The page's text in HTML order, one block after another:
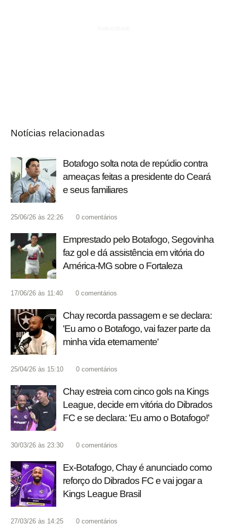
Notícias relacionadas
Botafogo solta nota de repúdio contra
ameaças feitas a presidente do Ceará
e seus familiares
25/06/26 às 22:26 0 comentários
Emprestado pelo Botafogo, Segovinha
faz gol e dá assistência em vitória do
América-MG sobre o Fortaleza
17/06/26 às 11:40 0 comentários
Chay recorda passagem e se declara:
'Eu amo o Botafogo, vai fazer parte da
minha vida eternamente'
25/04/26 às 15:10 0 comentários
Chay estreia com cinco gols na Kings
League, decide em vitória do Dibrados
FC e se declara: 'Eu amo o Botafogo!'
30/03/26 às 23:30 0 comentários
Ex-Botafogo, Chay é anunciado como
reforço do Dibrados FC e vai jogar a
Kings League Brasil
27/03/26 às 14:25 0 comentários